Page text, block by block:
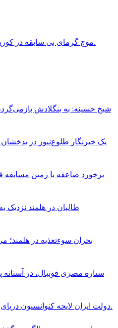
موج گرماى بى سابقه در كورياى جنوبى جان ۱۶ نفر را گرفت.
شیخ حسینه: به بنگلادش
یک خبرنگار طلوع‌نیوز در
برخورد صاعقه با زمين مسابقه
بحران سوءتغذیه در هلمند؛
ستاره مصرى فوتبال، در آستانه
دولت ايران لايحه كنوانسيون درياى خزر را به مجلس فرستاد.